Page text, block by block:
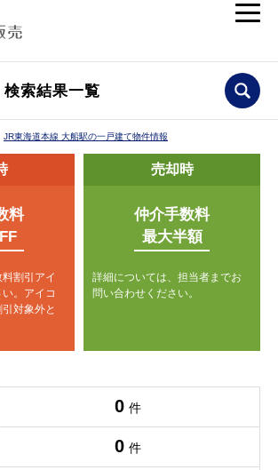
検索結果一覧
JR東海道本線 大船駅の一戸建て物件情報
料
割引アイ
。 アイコ
対象外と
売却時
仲介手数料
最大半額
詳細については、担当者までお
問い合わせください。
0 件
0 件